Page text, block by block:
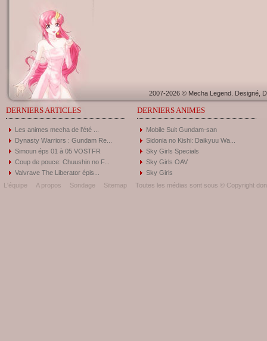
2007-2026 © Mecha Legend. Designé,
DERNIERS ARTICLES
Les animes mecha de l'été ...
Dynasty Warriors : Gundam Re...
Simoun éps 01 à 05 VOSTFR
Coup de pouce: Chuushin no F...
Valvrave The Liberator épis...
DERNIERS ANIMES
Mobile Suit Gundam-san
Sidonia no Kishi: Daikyuu Wa...
Sky Girls Specials
Sky Girls OAV
Sky Girls
L'équipe
A propos Sondage Sitemap Toutes les médias sont sous © Copyright